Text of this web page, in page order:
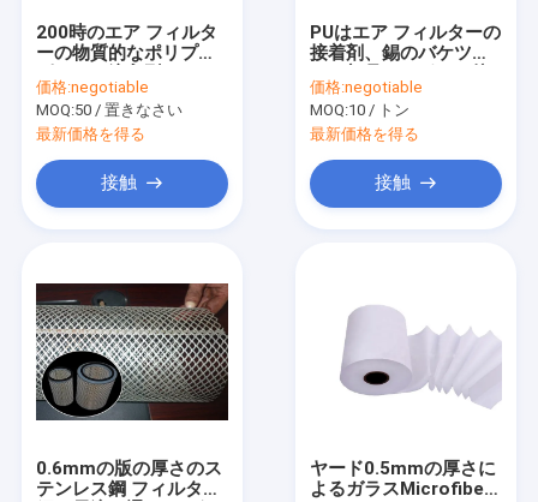
200時のエア フィルタ
ーの物質的なポリプロ
CF1140
価格:negotiable
MOQ:50 / 置きなさい
最新価格を得る
接触
PUはエア フィルターの
接着剤、錫のバケツの2
着剤を基づかせていた
価格:negotiable
MOQ:10 / トン
最新価格を得る
接触
0.6mmの版の厚さのス
テンレス鋼 フィルター
ヤード0.5mmの厚さに
よるガラスMicrofiber